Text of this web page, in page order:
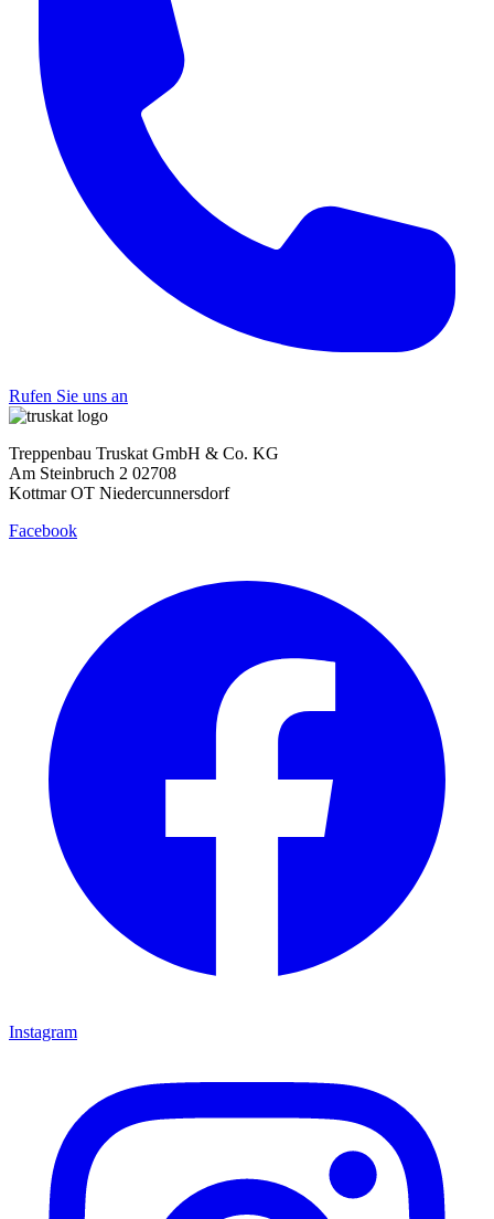
Rufen Sie uns an
Treppenbau Truskat GmbH & Co. KG
Am Steinbruch 2 02708
Kottmar OT Niedercunnersdorf
Facebook
Instagram